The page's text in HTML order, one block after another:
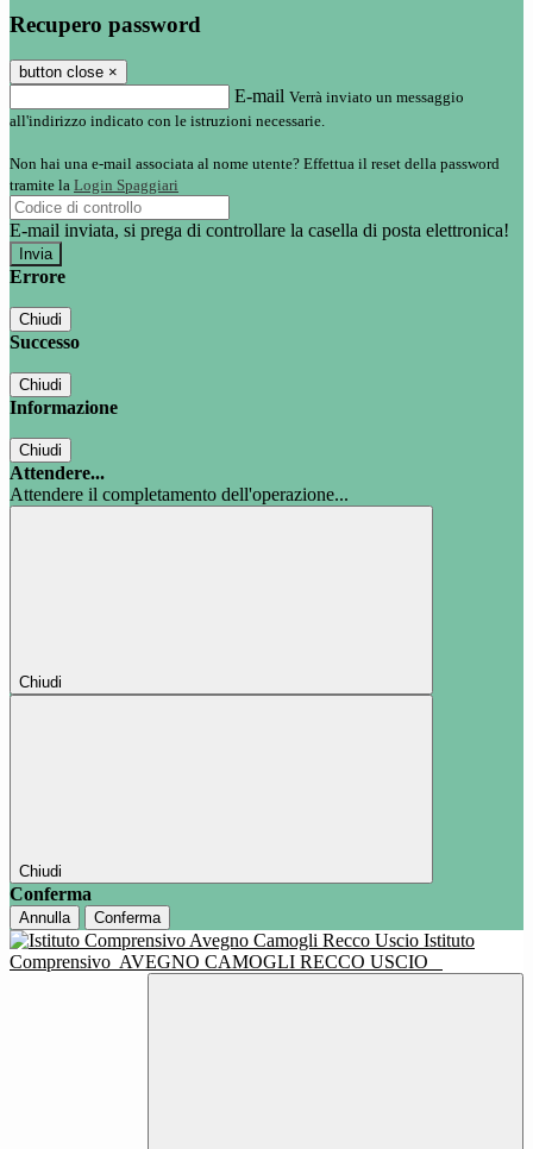
Recupero password
button close ×
E-mail Verrà inviato un messaggio
all'indirizzo indicato con le istruzioni necessarie.
Non hai una e-mail associata al nome utente? Effettua il reset della password
tramite la Login Spaggiari
E-mail inviata, si prega di controllare la casella di posta elettronica!
Errore
Chiudi
Successo
Chiudi
Informazione
Chiudi
Attendere...
Attendere il completamento dell'operazione...
Chiudi
Chiudi
Conferma
Annulla Conferma
Istituto
Comprensivo AVEGNO CAMOGLI RECCO USCIO